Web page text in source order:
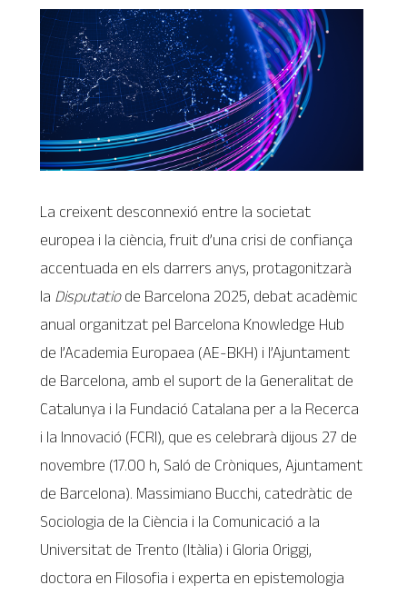
La creixent desconnexió entre la societat
europea i la ciència, fruit d’una crisi de confiança
accentuada en els darrers anys, protagonitzarà
la Disputatio de Barcelona 2025, debat acadèmic
anual organitzat pel Barcelona Knowledge Hub
de l’Academia Europaea (AE-BKH) i l’Ajuntament
de Barcelona, amb el suport de la Generalitat de
Catalunya i la Fundació Catalana per a la Recerca
i la Innovació (FCRI), que es celebrarà dijous 27 de
novembre (17.00 h, Saló de Cròniques, Ajuntament
de Barcelona). Massimiano Bucchi, catedràtic de
Sociologia de la Ciència i la Comunicació a la
Universitat de Trento (Itàlia) i Gloria Origgi,
doctora en Filosofia i experta en epistemologia